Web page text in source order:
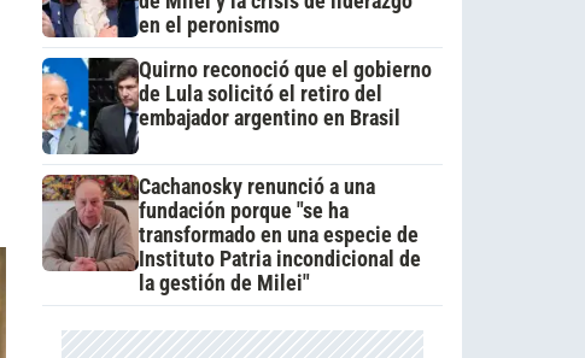
en el peronismo
Quirno reconoció que el gobierno
de Lula solicitó el retiro del
embajador argentino en Brasil
Cachanosky renunció a una
fundación porque "se ha
transformado en una especie de
Instituto Patria incondicional de
la gestión de Milei"